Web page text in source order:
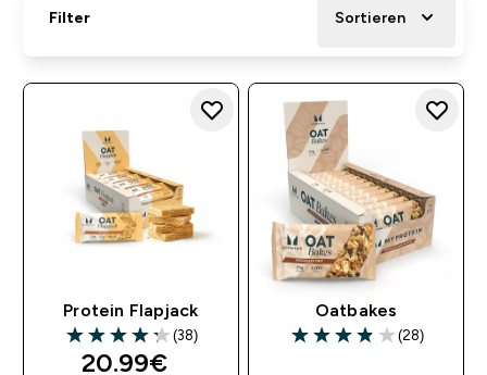
Filter Sortieren
Protein Flapjack
4.26 out of 5 stars
(38)
discounted price
20.99€‎
Oatbakes
3.86 out of 5 stars
(28)